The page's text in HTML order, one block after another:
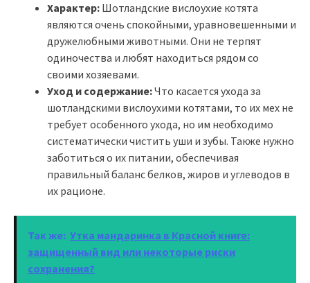
Характер: Шотландские вислоухие котята
являются очень спокойными, уравновешенными и
дружелюбными животными. Они не терпят
одиночества и любят находиться рядом со
своими хозяевами.
Уход и содержание:Что касается ухода за
шотландскими вислоухими котятами, то их мех не
требует особенного ухода, но им необходимо
систематически чистить уши и зубы. Также нужно
заботиться о их питании, обеспечивая
правильный баланс белков, жиров и углеводов в
их рационе.
Так же: Утка мандаринка в Красной книге:
защищенный вид или некоторые риски
сохранения?